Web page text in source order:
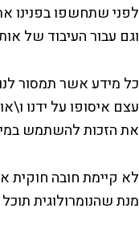
לפני שתחשפו בפנינו
וגם עבור העיבוד של
כל מידע אשר תמסור
עצם איסופו על ידנו
את הזכות להשתמש
לא קיימת חובה חוקית
מנת שהנומרולוגית